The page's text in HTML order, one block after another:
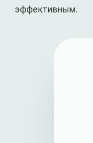
эффективным.